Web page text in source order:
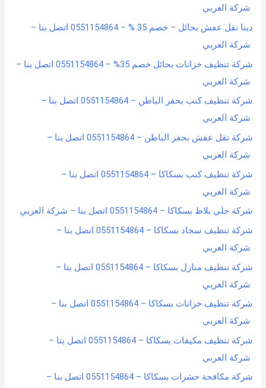
شركة العربي
دينا نقل عفش بحائل – خصم 35 % – 0551154864 اتصل بنا –
شركة العربي
شركة تنظيف خزانات بحائل خصم 35% – 0551154864 اتصل بنا –
شركة العربي
شركة تنظيف كنب بحفر الباطن – 0551154864 اتصل بنا –
شركة العربي
شركة نقل عفش بحفر الباطن – 0551154864 اتصل بنا –
شركة العربي
شركة تنظيف كنب بسكاكا – 0551154864 اتصل بنا –
شركة العربي
شركة جلي بلاط بسكاكا – 0551154864 اتصل بنا – شركة العربي
شركة تنظيف سجاد بسكاكا – 0551154864 اتصل بنا –
شركة العربي
شركة تنظيف منازل بسكاكا – 0551154864 اتصل بنا –
شركة العربي
شركة تنظيف خزانات بسكاكا – 0551154864 اتصل بنا –
شركة العربي
شركة تنظيف مكيفات بسكاكا – 0551154864 اتصل بنا –
شركة العربي
شركة مكافحة حشرات بسكاكا – 0551154864 اتصل بنا –